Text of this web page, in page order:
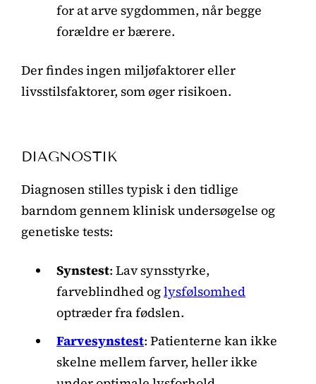
for at arve sygdommen, når begge
forældre er bærere.
Der findes ingen miljøfaktorer eller
livsstilsfaktorer, som øger risikoen.
DIAGNOSTIK
Diagnosen stilles typisk i den tidlige
barndom gennem klinisk undersøgelse og
genetiske tests:
Synstest: Lav synsstyrke,
farveblindhed oglysfølsomhed
optræder fra fødslen.
Farvesynstest: Patienterne kan ikke
skelne mellem farver, heller ikke